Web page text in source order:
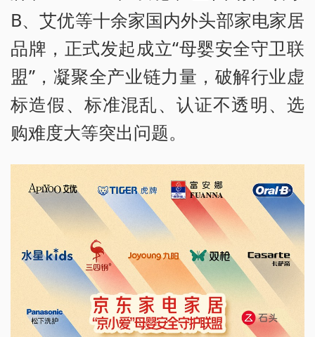
B、艾优等十余家国内外头部家电家居
品牌，正式发起成立“母婴安全守卫联
盟”，凝聚全产业链力量，破解行业虚
标造假、标准混乱、认证不透明、选
购难度大等突出问题。